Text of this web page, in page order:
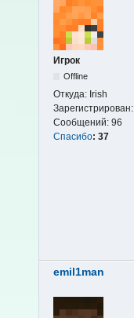
Игрок
Offline
Откуда: Irish
Зарегистрирован:
Сообщений: 96
Спасибо: 37
emil1man